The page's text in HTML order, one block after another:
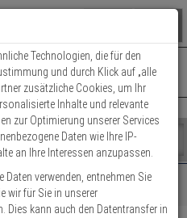
IM WARENKORB
Warenkorb ist momentan leer.
()
Fertig
- 16:30 | Fr.: 8:00 - 14:00 Uhr
nutzen
Technologien, die für den
und durch Klick auf „alle
zusätzliche Cookies, um Ihr
Inhalte und relevante
zur Optimierung unserer Services
Daten wie Ihre IP-
an Ihre Interessen anzupassen.
Daten verwenden, entnehmen Sie
wir für Sie in unserer
Dies kann auch den Datentransfer in